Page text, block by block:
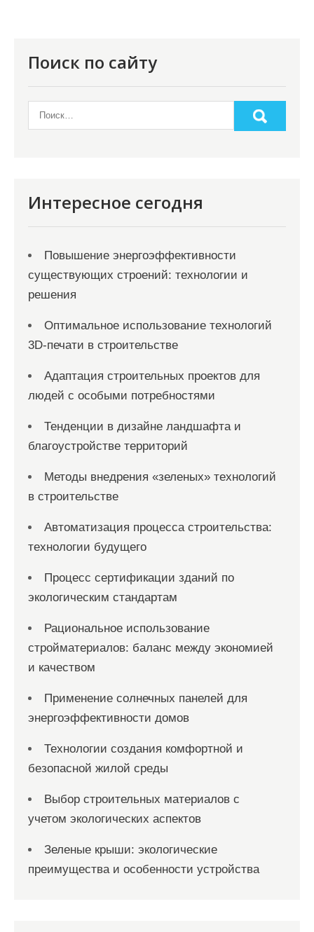
Поиск по сайту
Интересное сегодня
Повышение энергоэффективности
существующих строений: технологии и
решения
Оптимальное использование технологий
3D-печати в строительстве
Адаптация строительных проектов для
людей с особыми потребностями
Тенденции в дизайне ландшафта и
благоустройстве территорий
Методы внедрения «зеленых» технологий
в строительстве
Автоматизация процесса строительства:
технологии будущего
Процесс сертификации зданий по
экологическим стандартам
Рациональное использование
стройматериалов: баланс между экономией
и качеством
Применение солнечных панелей для
энергоэффективности домов
Технологии создания комфортной и
безопасной жилой среды
Выбор строительных материалов с
учетом экологических аспектов
Зеленые крыши: экологические
преимущества и особенности устройства